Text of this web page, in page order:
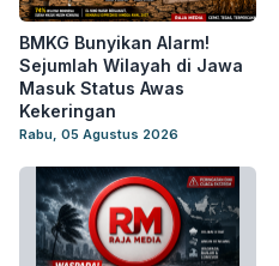
BMKG Bunyikan Alarm!
Sejumlah Wilayah di Jawa
Masuk Status Awas
Kekeringan
Rabu, 05 Agustus 2026